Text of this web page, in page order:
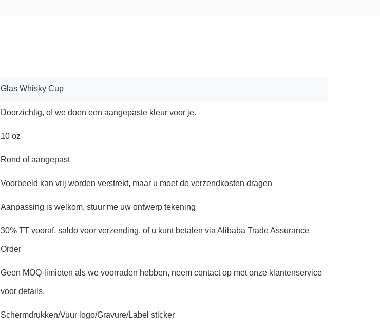
Glas Whisky Cup
Doorzichtig, of we doen een aangepaste kleur voor je.
10 oz
Rond of aangepast
Voorbeeld kan vrij worden verstrekt, maar u moet de verzendkosten dragen
Aanpassing is welkom, stuur me uw ontwerp tekening
30% TT vooraf, saldo voor verzending, of u kunt betalen via Alibaba Trade Assurance
Order
Geen MOQ-limieten als we voorraden hebben, neem contact op met onze klantenservice
voor details.
Schermdrukken/Vuur logo/Gravure/Label sticker